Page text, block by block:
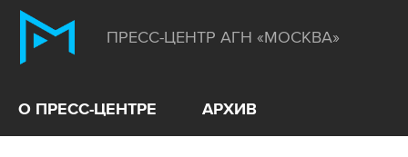
ПРЕСС-ЦЕНТР АГН «МОСКВА»
О ПРЕСС-ЦЕНТРЕ АРХИВ